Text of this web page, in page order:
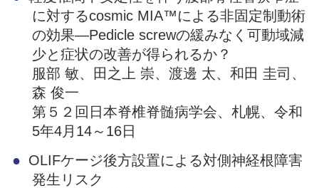
に対するcosmic MIA™による非固定制動術
の効果―Pedicle screwの緩みなく可動域減
少と症状の改善が得られるか？
服部 敏、田之上 崇、渡邊 太、和田 圭司、
森 俊一
第５２回日本脊椎脊髄病学会、札幌、令和
5年4月14～16日
OLIFケージ後方設置による対側神経根障害
発生リスク